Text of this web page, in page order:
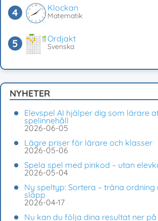
Klockan
Matematik
Ordjakt
Svenska
NYHETER
Elevspel AI hjälper dig som lärare
spelinnehåll
2026-06-05
Lägre priser för lärare och klasser
2026-05-06
Spela spel med pinkod – utan
2026-05-04
Ny speltyp: Sortera – träna
släpp
2026-04-17
Nu kan du följa dina resultat ner på